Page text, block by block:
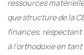
ressources
que structure de la
finances,
à l’orthodoxie en